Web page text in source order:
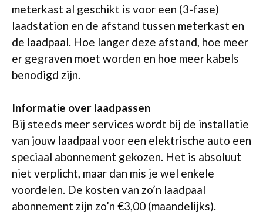
meterkast al geschikt is voor een (3-fase)
laadstation en de afstand tussen meterkast en
de laadpaal. Hoe langer deze afstand, hoe meer
er gegraven moet worden en hoe meer kabels
benodigd zijn.
Informatie over laadpassen
Bij steeds meer services wordt bij de installatie
van jouw laadpaal voor een elektrische auto een
speciaal abonnement gekozen. Het is absoluut
niet verplicht, maar dan mis je wel enkele
voordelen. De kosten van zo’n laadpaal
abonnement zijn zo’n €3,00 (maandelijks).